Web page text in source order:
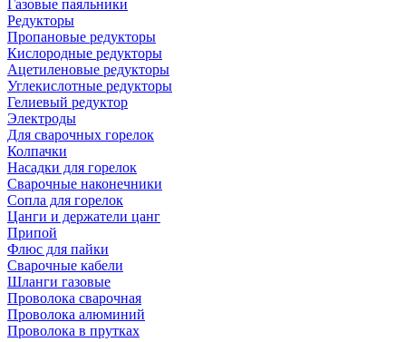
Газовые паяльники
Редукторы
Пропановые редукторы
Кислородные редукторы
Ацетиленовые редукторы
Углекислотные редукторы
Гелиевый редуктор
Электроды
Для сварочных горелок
Колпачки
Насадки для горелок
Сварочные наконечники
Сопла для горелок
Цанги и держатели цанг
Припой
Флюс для пайки
Сварочные кабели
Шланги газовые
Проволока сварочная
Проволока алюминий
Проволока в прутках